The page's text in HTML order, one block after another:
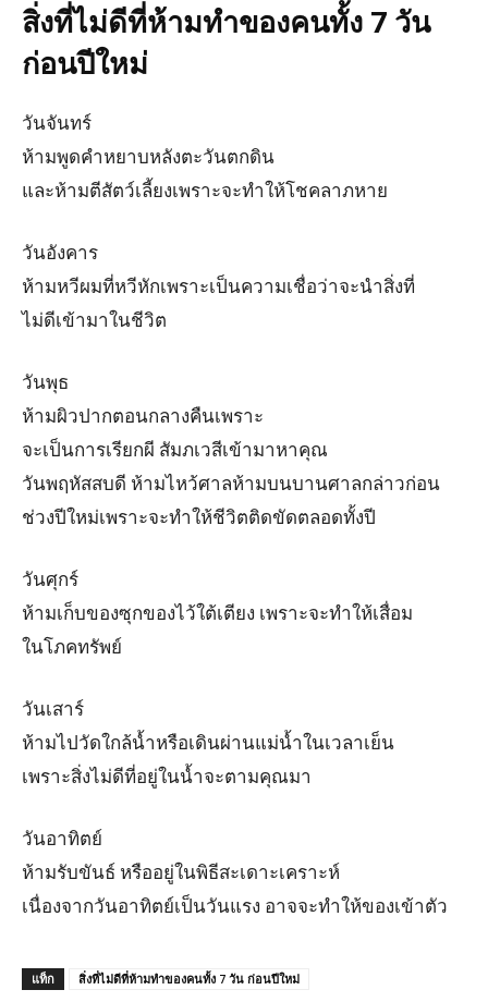
สิ่งที่ไม่ดีที่ห้ามทำของคนทั้ง 7 วัน
ก่อนปีใหม่
วันจันทร์
ห้ามพูดคำหยาบหลังตะวันตกดิน
และห้ามตีสัตว์เลี้ยงเพราะจะทำให้โชคลาภหาย
วันอังคาร
ห้ามหวีผมที่หวีหักเพราะเป็นความเชื่อว่าจะนำสิ่งที่
ไม่ดีเข้ามาในชีวิต
วันพุธ
ห้ามผิวปากตอนกลางคืนเพราะ
จะเป็นการเรียกผี สัมภเวสีเข้ามาหาคุณ
วันพฤหัสสบดี ห้ามไหว้ศาลห้ามบนบานศาลกล่าวก่อน
ช่วงปีใหม่เพราะจะทำให้ชีวิตติดขัดตลอดทั้งปี
วันศุกร์
ห้ามเก็บของซุกของไว้ใต้เตียง เพราะจะทำให้เสื่อม
ในโภคทรัพย์
วันเสาร์
ห้ามไปวัดใกล้น้ำหรือเดินผ่านแม่น้ำในเวลาเย็น
เพราะสิ่งไม่ดีที่อยู่ในน้ำจะตามคุณมา
วันอาทิตย์
ห้ามรับขันธ์ หรืออยู่ในพิธีสะเดาะเคราะห์
เนื่องจากวันอาทิตย์เป็นวันแรง อาจจะทำให้ของเข้าตัว
แท็ก สิ่งที่ไม่ดีที่ห้ามทำของคนทั้ง 7 วัน ก่อนปีใหม่